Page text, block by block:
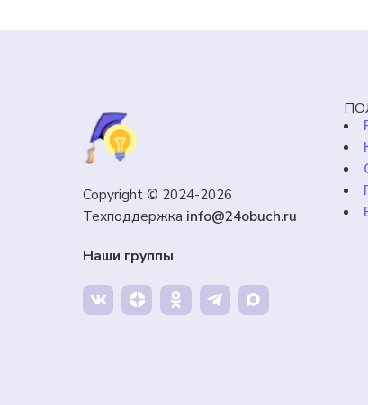
Copyright © 2024-2026
Техподдержка info@24obuch.ru
Наши группы